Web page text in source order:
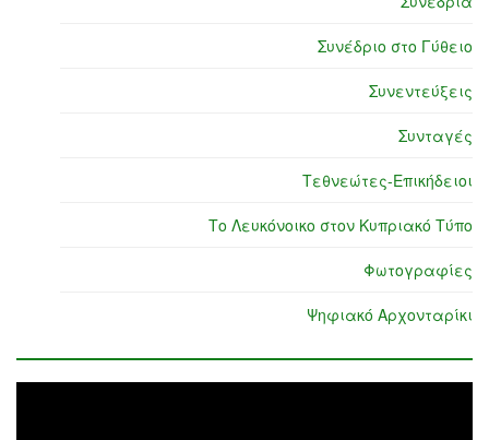
Συνέδριο στο Γύθειο
Συνεντεύξεις
Συνταγές
Τεθνεώτες-Επικήδειοι
Το Λευκόνοικο στον Κυπριακό Τύπο
Φωτογραφίες
Ψηφιακό Αρχονταρίκι